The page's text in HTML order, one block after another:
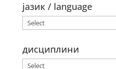
јазик / language
дисциплини